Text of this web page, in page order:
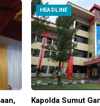
HEADLINE
Kapolda Sumut